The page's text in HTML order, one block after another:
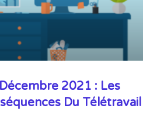
Décembre 2021 : Les
Du Télétravail